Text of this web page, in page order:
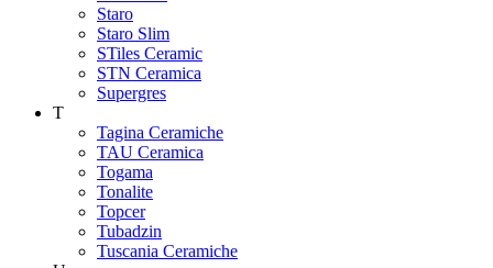
Staro
Staro Slim
STiles Ceramic
STN Ceramica
Supergres
T
Tagina Ceramiche
TAU Ceramica
Togama
Tonalite
Topcer
Tubadzin
Tuscania Ceramiche